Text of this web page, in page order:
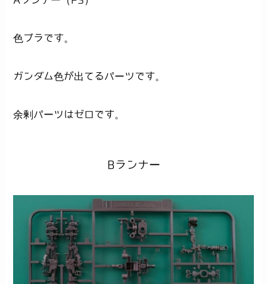
色プラです。
ガンダム色が出てるパーツです。
余剰パーツはゼロです。
Bランナー